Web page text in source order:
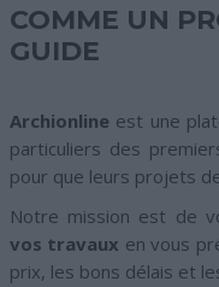
COMME UN
GUIDE
Archionline est une
particuliers des
pour que leurs projets
Notre mission est de
vos travaux en vous
prix, les bons délais et